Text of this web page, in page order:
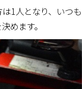
1人となり、いつも
めます。